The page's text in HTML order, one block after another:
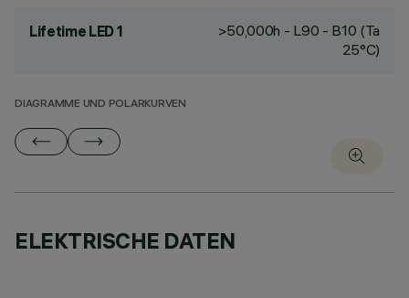
Lifetime LED 1
>50,000h - L90 - B10 (Ta
25°C)
DIAGRAMME UND POLARKURVEN
ELEKTRISCHE DATEN